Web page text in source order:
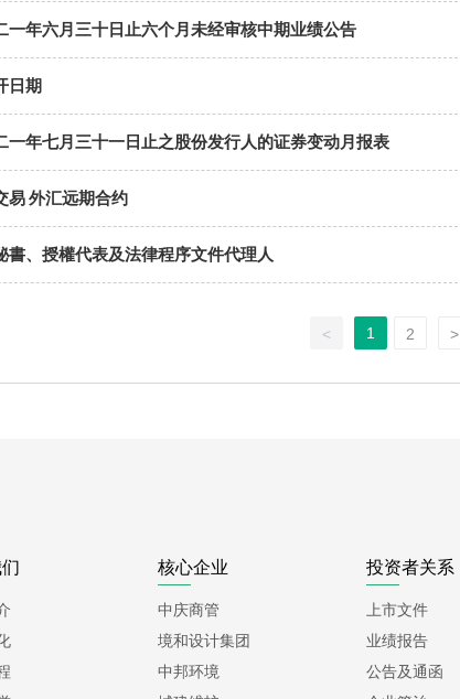
一年六月三十日止六个月未经审核中期业绩公告
日期
一年七月三十一日止之股份发行人的证券变动月报表
易 外汇远期合约
書、授權代表及法律程序文件代理人
< 1 2 >
核心企业
中庆商管
境和设计集团
中邦环境
投资者关系
上市文件
业绩报告
公告及通函